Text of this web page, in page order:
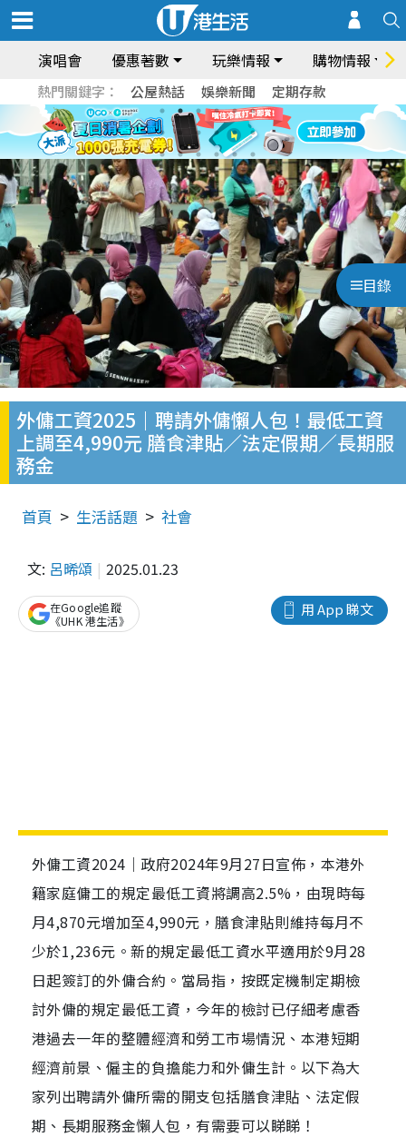
演唱會 優惠著數 玩樂情報 購物情報
熱門關鍵字： 公屋熱話 娛樂新聞 定期存款
目錄
外傭工資2025｜聘請外傭懶人包！最低工資
上調至4,990元 膳食津貼／法定假期／長期服
務金
首頁 生活話題 社會
文: 呂晞頌 2025.01.23
用 App 睇文
在Google追蹤
《UHK 港生活》
外傭工資2024｜政府2024年9月27日宣佈，本港外
籍家庭傭工的規定最低工資將調高2.5%，由現時每
月4,870元增加至4,990元，膳食津貼則維持每月不
少於1,236元。新的規定最低工資水平適用於9月28
日起簽訂的外傭合約。當局指，按既定機制定期檢
討外傭的規定最低工資，今年的檢討已仔細考慮香
港過去一年的整體經濟和勞工市場情況、本港短期
經濟前景、僱主的負擔能力和外傭生計。以下為大
家列出聘請外傭所需的開支包括膳食津貼、法定假
期、長期服務金懶人包，有需要可以睇睇！